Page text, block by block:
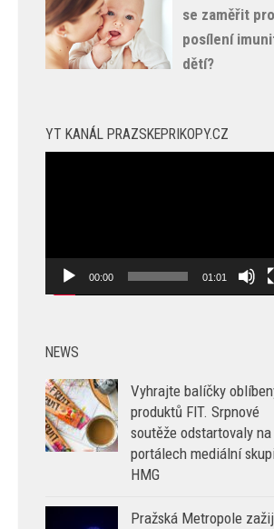
se zaměřit pro
posílení
dětí?
YT KANÁL PRAZSKEPRIKOPY.CZ
00:00 01:01
NEWS
Vyhrajte balíčky
produktů FIT. Srpnové
soutěže odstartovaly na
portálech mediální
HMG
Pražská Metropole